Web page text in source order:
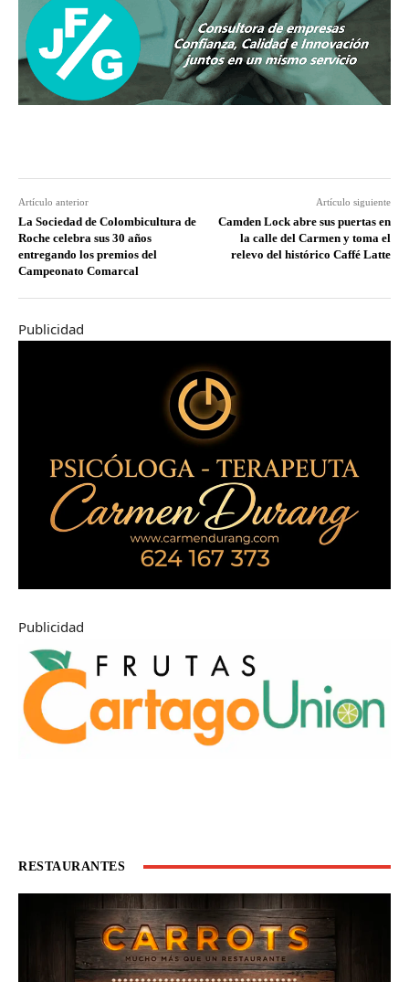
Artículo anterior
La Sociedad de Colombicultura de
Roche celebra sus 30 años
entregando los premios del
Campeonato Comarcal
Artículo siguiente
Camden Lock abre sus puertas en
la calle del Carmen y toma el
relevo del histórico Caffé Latte
Publicidad
Publicidad
RESTAURANTES